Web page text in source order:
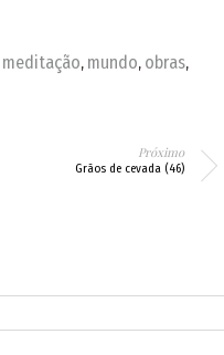
meditação, mundo, obras,
Próximo
Grãos de cevada (46)